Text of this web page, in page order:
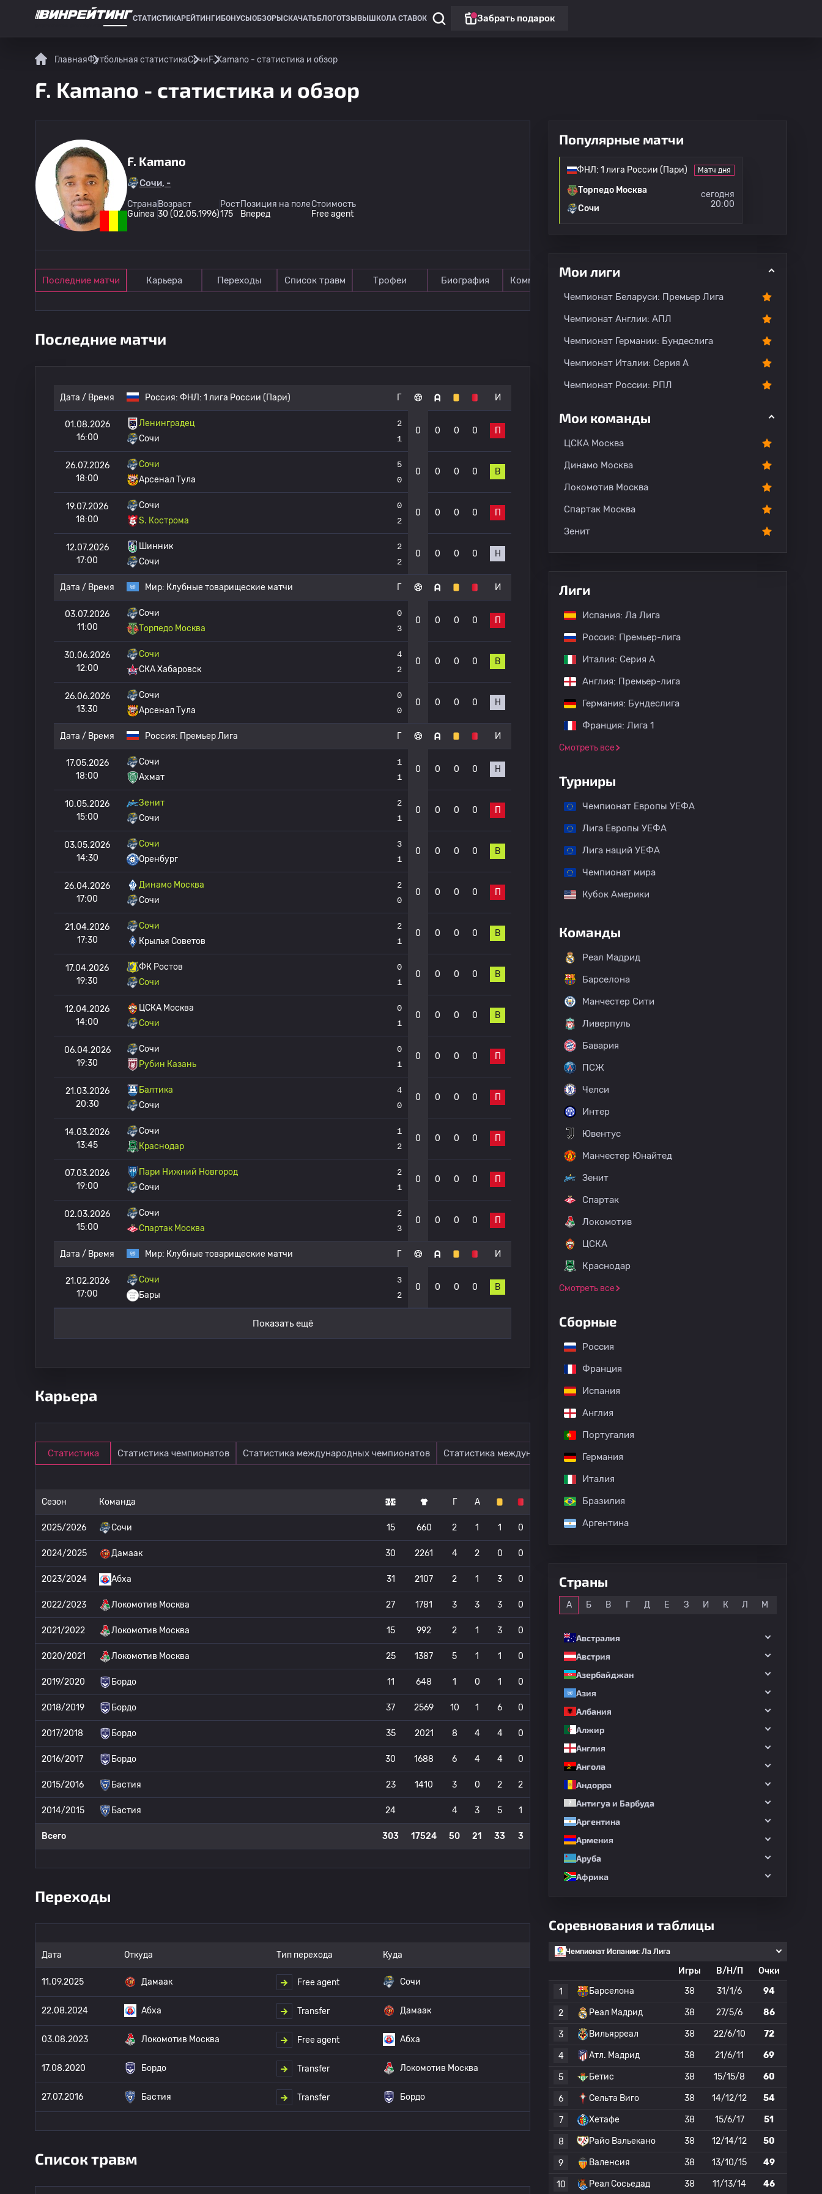
СТАТИСТИКАРЕЙТИНГИ БОНУСЫ ОБЗОРЫ СКАЧАТЬ БЛОГОТЗЫВЫ ШКОЛА СТАВОК Забрать подарок
ГлавнаяФутбольная статистикаСочиF. Kamano - статистика и обзор
F. Kamano - статистика и обзор
F. Kamano
Сочи, -
Страна
Guinea
Возраст
30 (02.05.1996)
Рост
175
Позиция на поле
Вперед
Стоимость
Free agent
Последние матчи Карьера Переходы Список травм Трофеи Биография Комментарии
Последние матчи
Дата / Время Россия: ФНЛ: 1 лига России (Пари) Г И
01.08.2026
16:00
Ленинградец
Сочи
2
1
0 0 0 0 П
26.07.2026
18:00
Сочи
Арсенал Тула
5
0
0 0 0 0 В
19.07.2026
18:00
Сочи
S. Кострома
0
2
0 0 0 0 П
12.07.2026
17:00
Шинник
Сочи
2
2
0 0 0 0 Н
Дата / Время Мир: Клубные товарищеские матчи Г И
03.07.2026
11:00
Сочи
Торпедо Москва
0
3
0 0 0 0 П
30.06.2026
12:00
Сочи
СКА Хабаровск
4
2
0 0 0 0 В
26.06.2026
13:30
Сочи
Арсенал Тула
0
0
0 0 0 0 Н
Дата / Время Россия: Премьер Лига Г И
17.05.2026
18:00
Сочи
Ахмат
1
1
0 0 0 0 Н
10.05.2026
15:00
Зенит
Сочи
2
1
0 0 0 0 П
03.05.2026
14:30
Сочи
Оренбург
3
1
0 0 0 0 В
26.04.2026
17:00
Динамо Москва
Сочи
2
0
0 0 0 0 П
21.04.2026
17:30
Сочи
Крылья Советов
2
1
0 0 0 0 В
17.04.2026
19:30
ФК Ростов
Сочи
0
1
0 0 0 0 В
12.04.2026
14:00
ЦСКА Москва
Сочи
0
1
0 0 0 0 В
06.04.2026
19:30
Сочи
Рубин Казань
0
1
0 0 0 0 П
21.03.2026
20:30
Балтика
Сочи
4
0
0 0 0 0 П
14.03.2026
13:45
Сочи
Краснодар
1
2
0 0 0 0 П
07.03.2026
19:00
Пари Нижний Новгород
Сочи
2
1
0 0 0 0 П
02.03.2026
15:00
Сочи
Спартак Москва
2
3
0 0 0 0 П
Дата / Время Мир: Клубные товарищеские матчи Г И
21.02.2026
17:00
Сочи
Бары
3
2
0 0 0 0 В
Показать ещё
Карьера
Статистика Статистика чемпионатов Статистика международных чемпионатов Статистика международных матчей
Сезон Команда Г А
2025/2026 Сочи 15 660 2 1 1 0
2024/2025 Дамаак 30 2261 4 2 0 0
2023/2024 Абха 31 2107 2 1 3 0
2022/2023 Локомотив Москва 27 1781 3 3 3 0
2021/2022 Локомотив Москва 15 992 2 1 3 0
2020/2021 Локомотив Москва 25 1387 5 1 1 0
2019/2020 Бордо 11 648 1 0 1 0
2018/2019 Бордо 37 2569 10 1 6 0
2017/2018 Бордо 35 2021 8 4 4 0
2016/2017 Бордо 30 1688 6 4 4 0
2015/2016 Бастия 23 1410 3 0 2 2
2014/2015 Бастия 24 4 3 5 1
Всего 303 17524 50 21 33 3
Переходы
Дата Откуда Тип перехода Куда
11.09.2025 Дамаак Free agent Сочи
22.08.2024 Абха Transfer Дамаак
03.08.2023 Локомотив Москва Free agent Абха
17.08.2020 Бордо Transfer Локомотив Москва
27.07.2016 Бастия Transfer Бордо
Список травм
Популярные матчи
ФНЛ: 1 лига России (Пари) Матч дня
Торпедо Москва
Сочи
сегодня
20:00
Мои лиги
Чемпионат Беларуси: Премьер Лига
Чемпионат Англии: АПЛ
Чемпионат Германии: Бундеслига
Чемпионат Италии: Серия А
Чемпионат России: РПЛ
Мои команды
ЦСКА Москва
Динамо Москва
Локомотив Москва
Спартак Москва
Зенит
Лиги
Испания: Ла Лига
Россия: Премьер-лига
Италия: Серия А
Англия: Премьер-лига
Германия: Бундеслига
Франция: Лига 1
Смотреть все
Турниры
Чемпионат Европы УЕФА
Лига Европы УЕФА
Лига наций УЕФА
Чемпионат мира
Кубок Америки
Команды
Реал Мадрид
Барселона
Манчестер Сити
Ливерпуль
Бавария
ПСЖ
Челси
Интер
Ювентус
Манчестер Юнайтед
Зенит
Спартак
Локомотив
ЦСКА
Краснодар
Смотреть все
Сборные
Россия
Франция
Испания
Англия
Португалия
Германия
Италия
Бразилия
Аргентина
Страны
А Б В Г Д Е З И К Л М
Австралия
Австрия
Азербайджан
Азия
Албания
Алжир
Англия
Ангола
Андорра
Антигуа и Барбуда
Аргентина
Армения
Аруба
Африка
Соревнования и таблицы
Чемпионат Испании: Ла Лига
Игры В/Н/П
Очки
1
Барселона 38 31/1/6 94
2 Реал Мадрид 38 27/5/6 86
3 Вильярреал 38 22/6/10 72
4 Атл. Мадрид 38 21/6/11 69
5 Бетис 38 15/15/8 60
6 Сельта Виго 38 14/12/12 54
7 Хетафе 38 15/6/17 51
8 Райо Вальекано 38 12/14/12 50
9 Валенсия 38 13/10/15 49
10 Реал Сосьедад 38 11/13/14 46